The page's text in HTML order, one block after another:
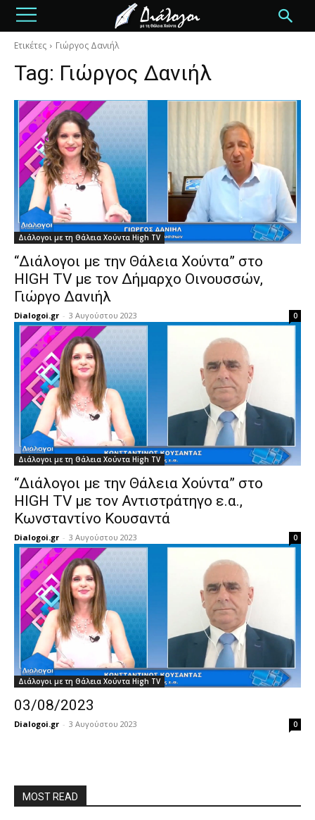
Ετικέτες Γιώργος Δανιήλ
Tag: Γιώργος Δανιήλ
Διάλογοι με τη Θάλεια Χούντα High TV
“Διάλογοι με την Θάλεια Χούντα” στο
HIGH TV με τον Δήμαρχο Οινουσσών,
Γιώργο Δανιήλ
Dialogoi.gr - 3 Αυγούστου 2023 0
Διάλογοι με τη Θάλεια Χούντα High TV
“Διάλογοι με την Θάλεια Χούντα” στο
HIGH TV με τον Αντιστράτηγο ε.α.,
Κωνσταντίνο Κουσαντά
Dialogoi.gr - 3 Αυγούστου 2023 0
Διάλογοι με τη Θάλεια Χούντα High TV
03/08/2023
Dialogoi.gr - 3 Αυγούστου 2023 0
MOST READ